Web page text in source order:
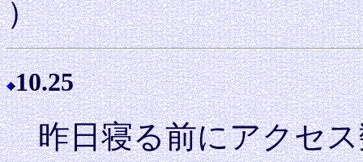
）
10.25
昨日寝る前にアクセス